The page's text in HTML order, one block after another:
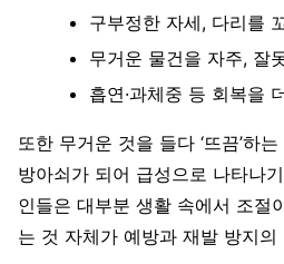
구부정한 자세, 다리를
무거운 물건을 자주, 잘
흡연·과체중 등 회복을
또한 무거운 것을 들다 ‘뜨끔’하
방아쇠가 되어 급성으로 나타나
인들은 대부분 생활 속에서 조절
는 것 자체가 예방과 재발 방지의